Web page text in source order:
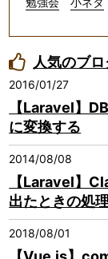
人気のブ
2016/01/27
【Laravel】
に変換する
2014/08/08
【Laravel】
出たときの処理
2018/08/01